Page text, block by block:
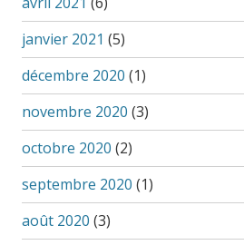
janvier 2021 (5)
décembre 2020 (1)
novembre 2020 (3)
octobre 2020 (2)
septembre 2020 (1)
août 2020 (3)